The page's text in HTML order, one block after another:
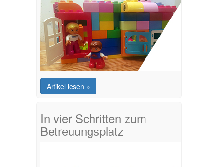
Artikel lesen »
In vier Schritten zum
Betreuungsplatz